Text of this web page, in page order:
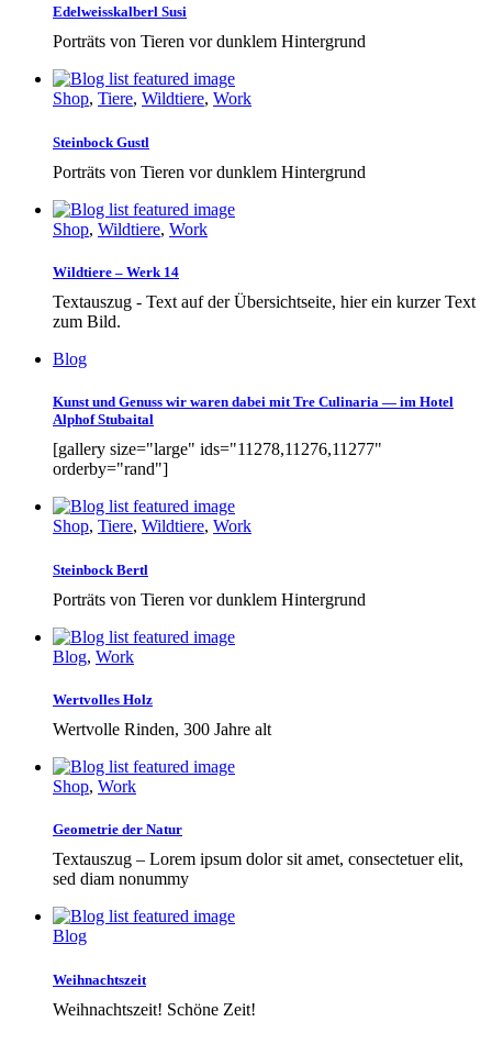
Edelweisskalberl Susi
Porträts von Tieren vor dunklem Hintergrund
Shop, Tiere, Wildtiere, Work
Steinbock Gustl
Porträts von Tieren vor dunklem Hintergrund
Shop, Wildtiere, Work
Wildtiere – Werk 14
Textauszug - Text auf der Übersichtseite, hier ein kurzer Text
zum Bild.
Blog
Kunst und Genuss wir waren dabei mit Tre Culinaria — im Hotel
Alphof Stubaital
[gallery size="large" ids="11278,11276,11277"
orderby="rand"]
Shop, Tiere, Wildtiere, Work
Steinbock Bertl
Porträts von Tieren vor dunklem Hintergrund
Blog, Work
Wertvolles Holz
Wertvolle Rinden, 300 Jahre alt
Shop, Work
Geometrie der Natur
Textauszug – Lorem ipsum dolor sit amet, consectetuer elit,
sed diam nonummy
Blog
Weihnachtszeit
Weihnachtszeit! Schöne Zeit!